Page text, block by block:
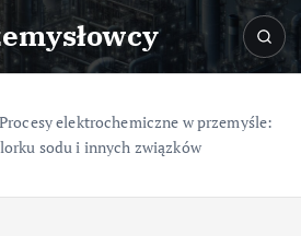
Procesy elektrochemiczne w przemyśle:
sodu i innych związków